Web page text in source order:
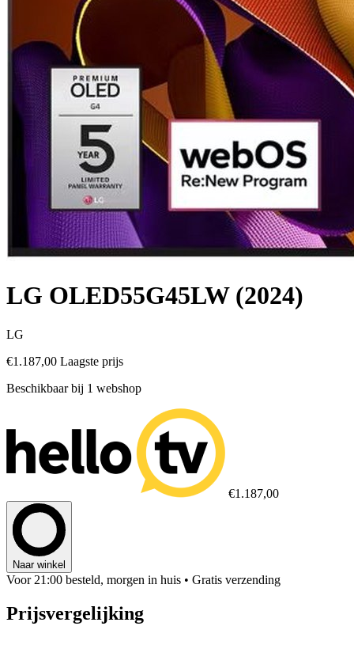
LG OLED55G45LW (2024)
LG
€1.187,00 Laagste prijs
Beschikbaar bij 1 webshop
€1.187,00
Naar winkel
Voor 21:00 besteld, morgen in huis • Gratis verzending
Prijsvergelijking